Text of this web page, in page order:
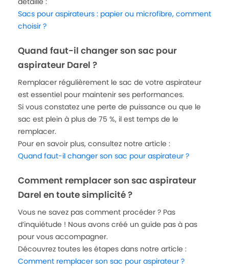
Sacs pour aspirateurs : papier ou microfibre, comment
choisir ?
Quand faut-il changer son sac pour
aspirateur Darel ?
Remplacer régulièrement le sac de votre aspirateur
est essentiel pour maintenir ses performances.
Si vous constatez une perte de puissance ou que le
sac est plein à plus de 75 %, il est temps de le
remplacer.
Pour en savoir plus, consultez notre article :
Quand faut-il changer son sac pour aspirateur ?
Comment remplacer son sac aspirateur
Darel en toute simplicité ?
Vous ne savez pas comment procéder ? Pas
d’inquiétude ! Nous avons créé un guide pas à pas
pour vous accompagner.
Découvrez toutes les étapes dans notre article :
Comment remplacer son sac pour aspirateur ?